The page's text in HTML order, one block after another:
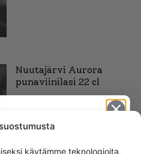
käytämme teknologioita,
Nuutajärvi Aurora
punaviinilasi 22 cl